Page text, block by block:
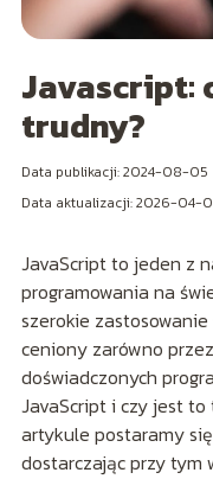
Javascript:
trudny?
Data publikacji: 2024-08-05
Data aktualizacji: 2026-04-
JavaScript to jeden z
programowania na
szerokie
ceniony zarówno
doświadczonych
JavaScript i czy jest
artykule postaramy
dostarczając przy tym